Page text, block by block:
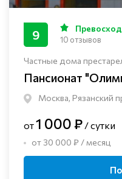
Частные дома
Пансионат
Москва, Рязанский
9 10 отзывов
от1 000 ₽ / сутки
от 30 000 ₽ / месяц